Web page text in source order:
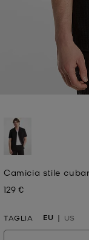
Camicia stile
Prezzo attuale
129 €
TAGLIA EU US